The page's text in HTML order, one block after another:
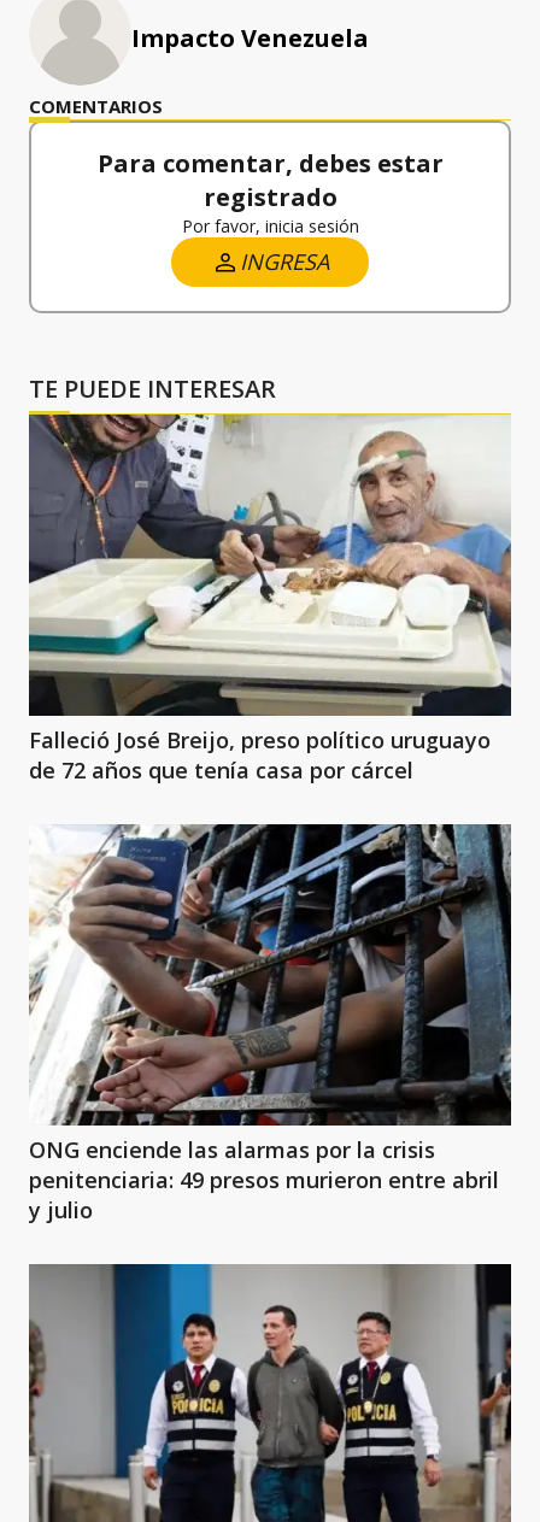
Impacto Venezuela
COMENTARIOS
Para comentar, debes estar
registrado
Por favor, inicia sesión
INGRESA
TE PUEDE INTERESAR
Falleció José Breijo, preso político uruguayo
de 72 años que tenía casa por cárcel
ONG enciende las alarmas por la crisis
penitenciaria: 49 presos murieron entre abril
y julio